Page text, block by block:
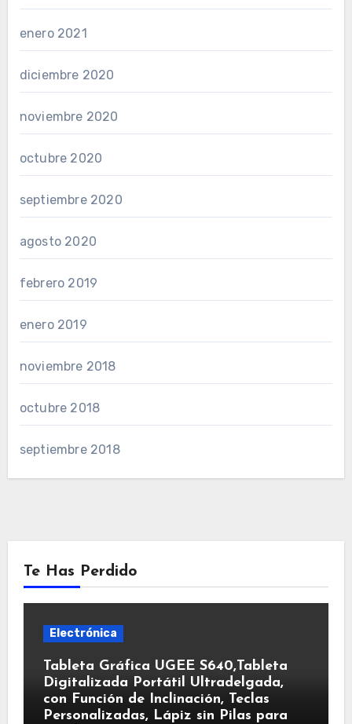
enero 2021
diciembre 2020
noviembre 2020
octubre 2020
septiembre 2020
agosto 2020
febrero 2019
enero 2019
noviembre 2018
octubre 2018
septiembre 2018
Te Has Perdido
Electrónica
Tableta Gráfica UGEE S640,Tableta
Digitalizada Portátil Ultradelgada,
con Función de Inclinación, Teclas
Personalizadas, Lápiz sin Pilas para